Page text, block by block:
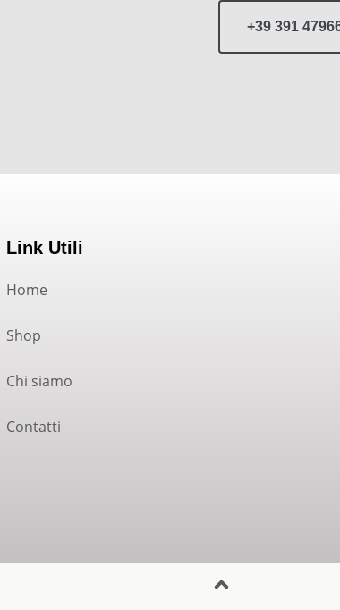
+39 391
Link Utili
Home
Shop
Chi siamo
Contatti